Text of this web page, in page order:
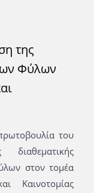
της
Φύλων
του
στον τομέα
Καινοτομίας